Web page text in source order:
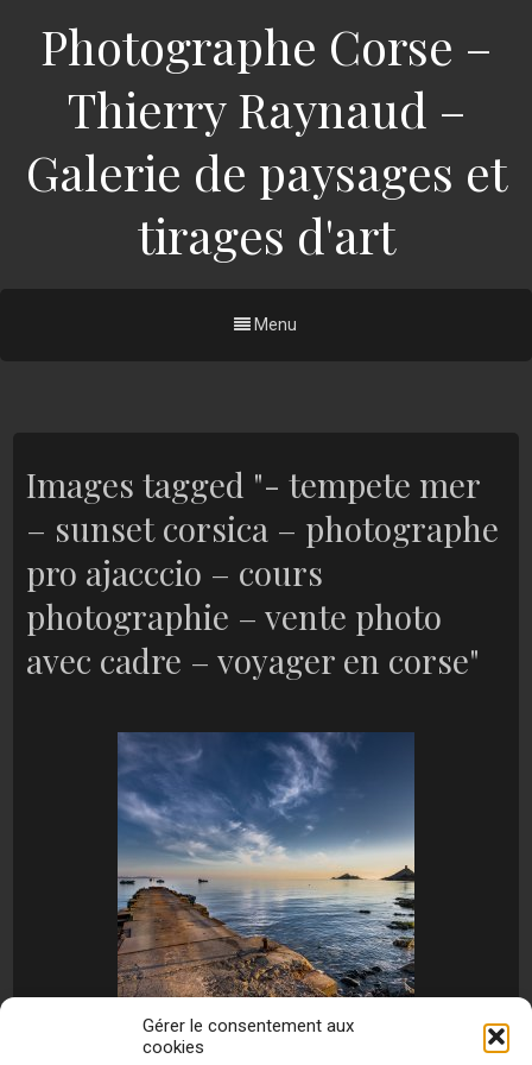
Gérer le consentement aux
cookies
Photographe Corse –
Thierry Raynaud –
Galerie de paysages et
tirages d'art
Menu
Images tagged "- tempete mer
– sunset corsica – photographe
pro ajacccio – cours
photographie – vente photo
avec cadre – voyager en corse"